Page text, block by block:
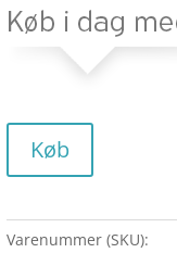
Køb
Varenummer (SKU):